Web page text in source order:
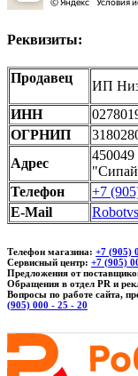
Реквизиты:
Продавец
ИП
ИНН
ОГРНИП
Адрес
Телефон
+7
E-Mail
Телефон магазина: +7 (905)
Сервисный центр: +7 (905)
Предложения от
Обращения в отдел PR и
Вопросы по работе сайта,
(905) 000 - 25 - 20